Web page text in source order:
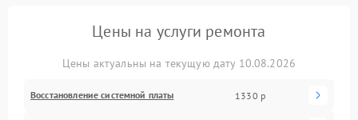
Цены на услуги ремонта
Цены актуальны на текущую дату 10.08.2026
Восстановление системной платы 1330 р